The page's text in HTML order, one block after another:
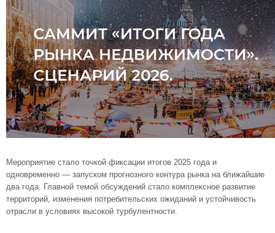
Мероприятие стало точкой фиксации итогов 2025 года и
одновременно — запуском прогнозного контура рынка на ближайшие
два года. Главной темой обсуждений стало комплексное развитие
территорий, изменения потребительских ожиданий и устойчивость
отрасли в условиях высокой турбулентности.